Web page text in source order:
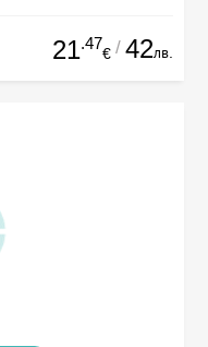
21.47
€ / 42лв.